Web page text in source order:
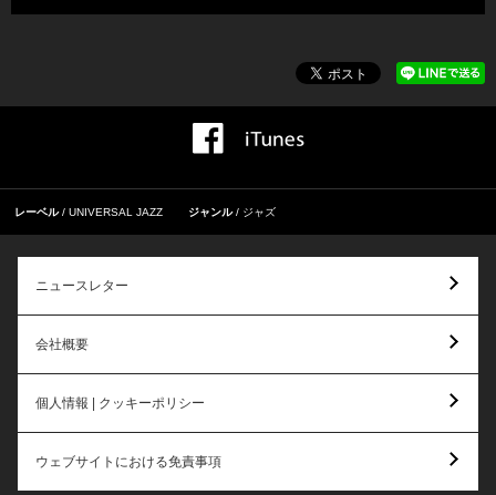
レーベル UNIVERSAL JAZZ ジャンル ジャズ
ニュースレター
会社概要
個人情報 | クッキーポリシー
ウェブサイトにおける免責事項